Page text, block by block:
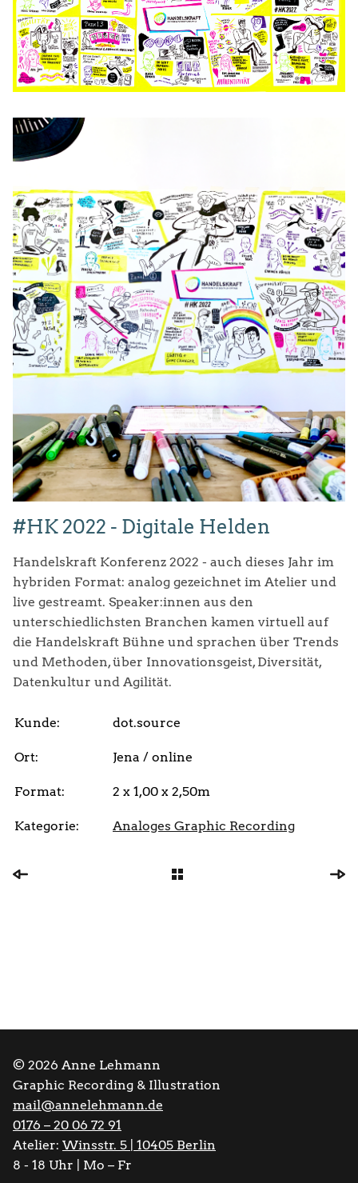
#HK 2022 - Digitale Helden
Handelskraft Konferenz 2022 - auch dieses Jahr im
hybriden Format: analog gezeichnet im Atelier und
live gestreamt. Speaker:innen aus den
unterschiedlichsten Branchen kamen virtuell auf
die Handelskraft Bühne und sprachen über Trends
und Methoden, über Innovationsgeist, Diversität,
Datenkultur und Agilität.
Kunde: dot.source
Ort: Jena / online
Format: 2 x 1,00 x 2,50m
Kategorie: Analoges Graphic Recording
© 2026 Anne Lehmann
Graphic Recording & Illustration
mail@annelehmann.de
0176 – 20 06 72 91
Atelier: Winsstr. 5 | 10405 Berlin
8 - 18 Uhr | Mo – Fr